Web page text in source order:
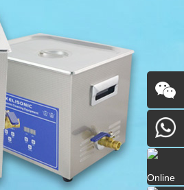
Follow
Online